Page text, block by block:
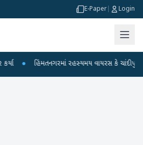
E-Paper Login
હિંમતનગરમાં રહસ્યમય વાયરસ કે ચાંદીપુરા? 6